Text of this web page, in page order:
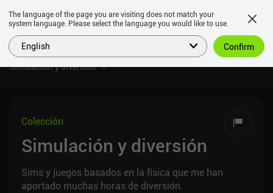
Simulación y diversión
Colección
Simulación y diversión
Sims y juegos basados en la física que me han
aportado muchas horas de diversión.
The language of the page you are visiting does not match your
system language. Please select the language you would like to use.
English Confirm